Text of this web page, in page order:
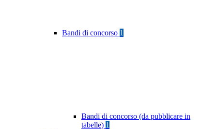
Bandi di concorso 1
Bandi di concorso (da pubblicare in
tabelle) 1